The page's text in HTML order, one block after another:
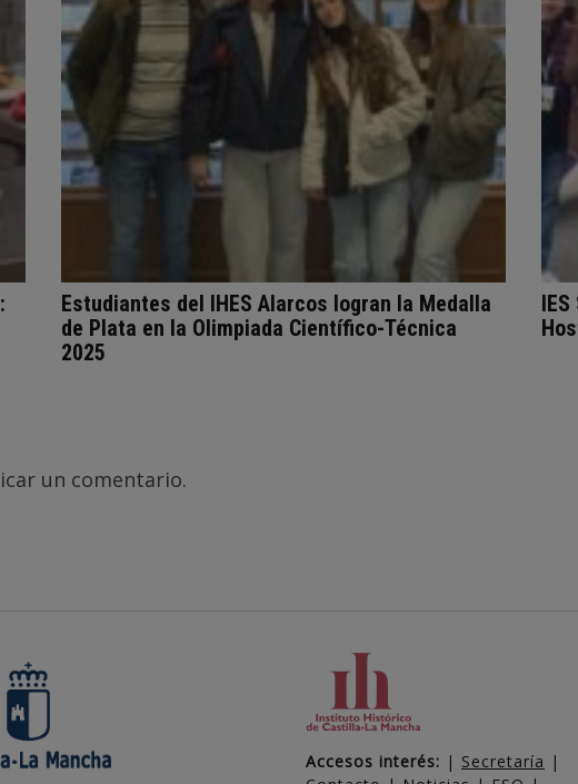
Estudiantes del IHES Alarcos logran la Medalla
de Plata en la Olimpiada Científico-Técnica
2025
un comentario.
Accesos interés: | Secretaría |